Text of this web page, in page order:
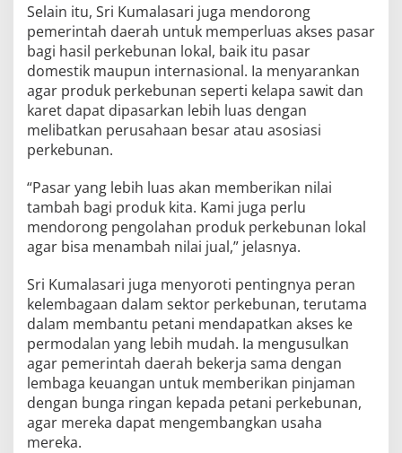
Selain itu, Sri Kumalasari juga mendorong
pemerintah daerah untuk memperluas akses pasar
bagi hasil perkebunan lokal, baik itu pasar
domestik maupun internasional. Ia menyarankan
agar produk perkebunan seperti kelapa sawit dan
karet dapat dipasarkan lebih luas dengan
melibatkan perusahaan besar atau asosiasi
perkebunan.
“Pasar yang lebih luas akan memberikan nilai
tambah bagi produk kita. Kami juga perlu
mendorong pengolahan produk perkebunan lokal
agar bisa menambah nilai jual,” jelasnya.
Sri Kumalasari juga menyoroti pentingnya peran
kelembagaan dalam sektor perkebunan, terutama
dalam membantu petani mendapatkan akses ke
permodalan yang lebih mudah. Ia mengusulkan
agar pemerintah daerah bekerja sama dengan
lembaga keuangan untuk memberikan pinjaman
dengan bunga ringan kepada petani perkebunan,
agar mereka dapat mengembangkan usaha
mereka.